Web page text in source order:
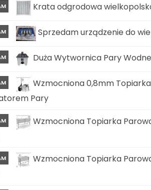
Krata odgrodowa
Sprzedam urządzenie do
Duża Wytwornica Pary
Wzmocniona 0,8mm
Pary
Wzmocniona Topiarka
Wzmocniona Topiarka